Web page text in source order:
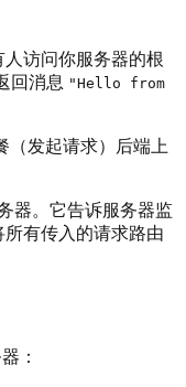
人访问你服务器的根
回消息 "Hello from
（发起请求）后端上
器。它告诉服务器监
所有传入的请求路由
：